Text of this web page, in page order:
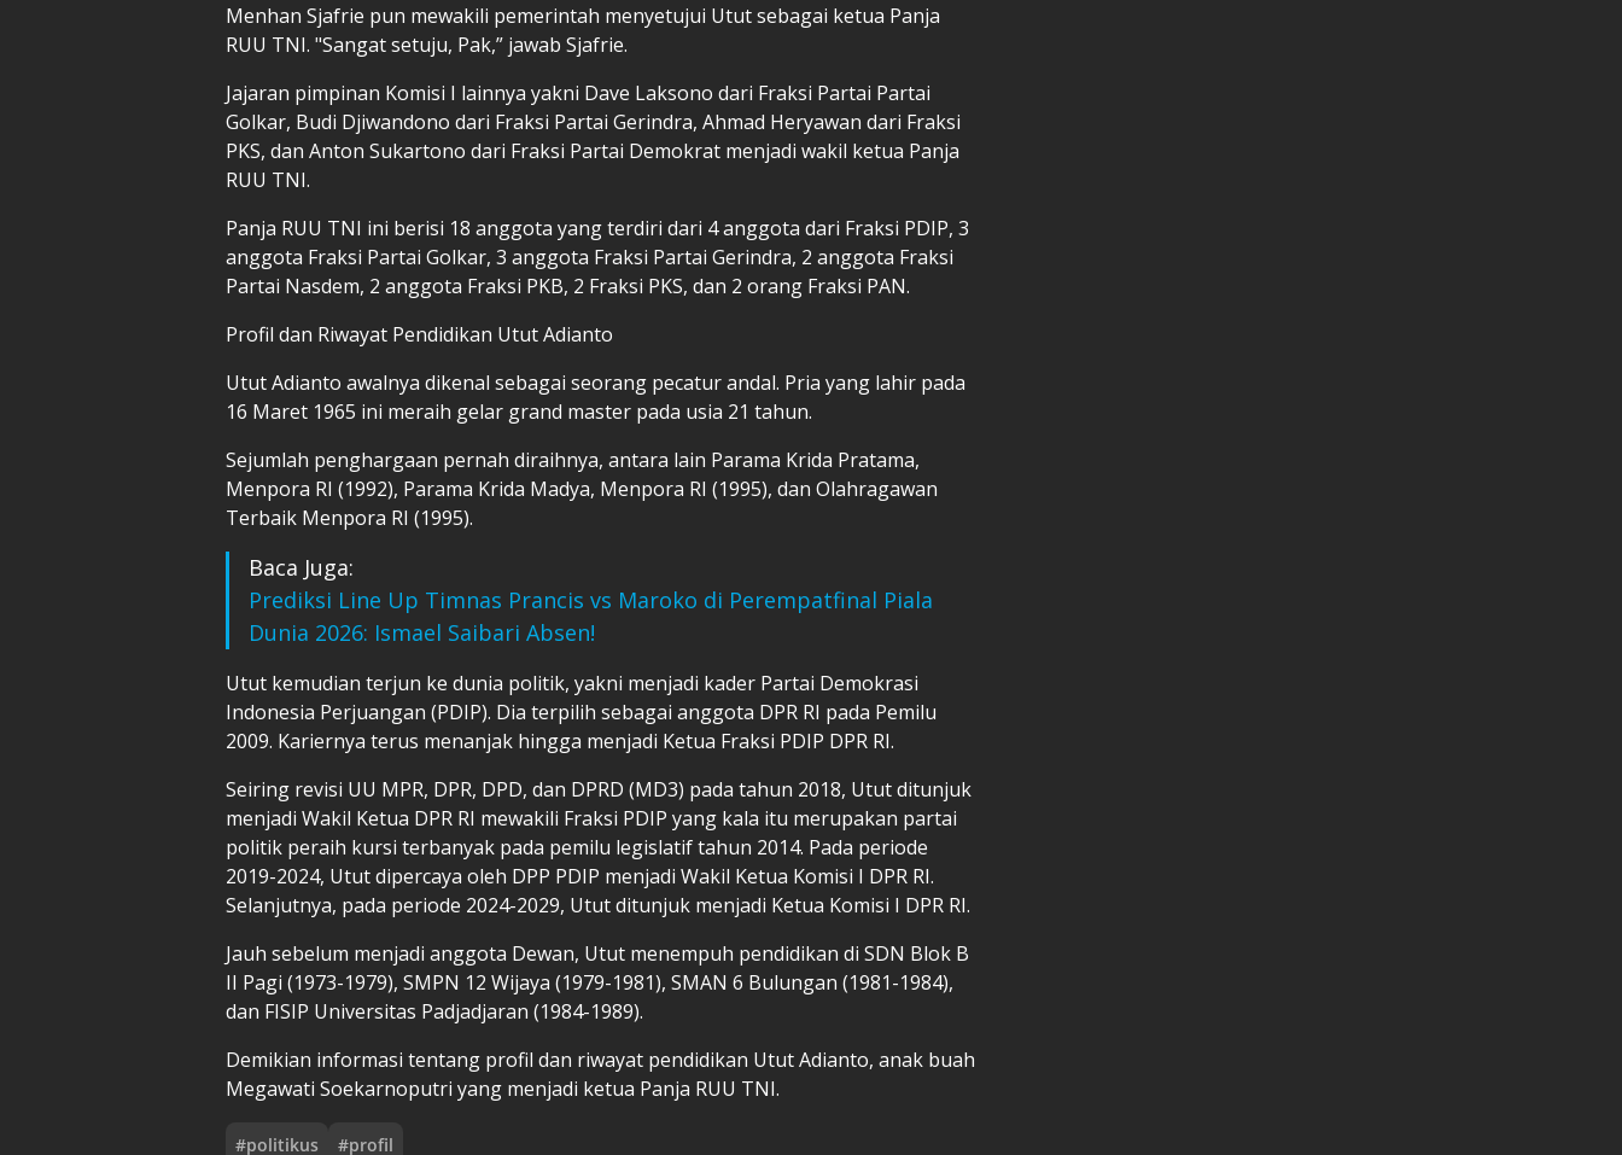
Menhan Sjafrie pun mewakili pemerintah menyetujui Utut sebagai ketua Panja
RUU TNI. "Sangat setuju, Pak,” jawab Sjafrie.
Jajaran pimpinan Komisi I lainnya yakni Dave Laksono dari Fraksi Partai Partai
Golkar, Budi Djiwandono dari Fraksi Partai Gerindra, Ahmad Heryawan dari Fraksi
PKS, dan Anton Sukartono dari Fraksi Partai Demokrat menjadi wakil ketua Panja
RUU TNI.
Panja RUU TNI ini berisi 18 anggota yang terdiri dari 4 anggota dari Fraksi PDIP, 3
anggota Fraksi Partai Golkar, 3 anggota Fraksi Partai Gerindra, 2 anggota Fraksi
Partai Nasdem, 2 anggota Fraksi PKB, 2 Fraksi PKS, dan 2 orang Fraksi PAN.
Profil dan Riwayat Pendidikan Utut Adianto
Utut Adianto awalnya dikenal sebagai seorang pecatur andal. Pria yang lahir pada
16 Maret 1965 ini meraih gelar grand master pada usia 21 tahun.
Sejumlah penghargaan pernah diraihnya, antara lain Parama Krida Pratama,
Menpora RI (1992), Parama Krida Madya, Menpora RI (1995), dan Olahragawan
Terbaik Menpora RI (1995).
Baca Juga:
Prediksi Line Up Timnas Prancis vs Maroko di Perempatfinal Piala
Dunia 2026: Ismael Saibari Absen!
Utut kemudian terjun ke dunia politik, yakni menjadi kader Partai Demokrasi
Indonesia Perjuangan (PDIP). Dia terpilih sebagai anggota DPR RI pada Pemilu
2009. Kariernya terus menanjak hingga menjadi Ketua Fraksi PDIP DPR RI.
Seiring revisi UU MPR, DPR, DPD, dan DPRD (MD3) pada tahun 2018, Utut ditunjuk
menjadi Wakil Ketua DPR RI mewakili Fraksi PDIP yang kala itu merupakan partai
politik peraih kursi terbanyak pada pemilu legislatif tahun 2014. Pada periode
2019-2024, Utut dipercaya oleh DPP PDIP menjadi Wakil Ketua Komisi I DPR RI.
Selanjutnya, pada periode 2024-2029, Utut ditunjuk menjadi Ketua Komisi I DPR RI.
Jauh sebelum menjadi anggota Dewan, Utut menempuh pendidikan di SDN Blok B
II Pagi (1973-1979), SMPN 12 Wijaya (1979-1981), SMAN 6 Bulungan (1981-1984),
dan FISIP Universitas Padjadjaran (1984-1989).
Demikian informasi tentang profil dan riwayat pendidikan Utut Adianto, anak buah
Megawati Soekarnoputri yang menjadi ketua Panja RUU TNI.
#politikus #profil